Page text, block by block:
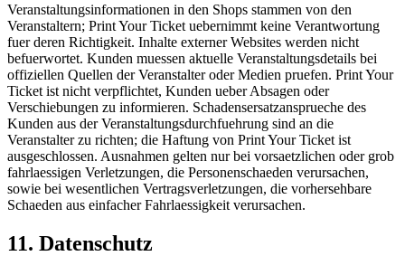
Veranstaltungsinformationen in den Shops stammen von den
Veranstaltern; Print Your Ticket uebernimmt keine Verantwortung
fuer deren Richtigkeit. Inhalte externer Websites werden nicht
befuerwortet. Kunden muessen aktuelle Veranstaltungsdetails bei
offiziellen Quellen der Veranstalter oder Medien pruefen. Print Your
Ticket ist nicht verpflichtet, Kunden ueber Absagen oder
Verschiebungen zu informieren. Schadensersatzansprueche des
Kunden aus der Veranstaltungsdurchfuehrung sind an die
Veranstalter zu richten; die Haftung von Print Your Ticket ist
ausgeschlossen. Ausnahmen gelten nur bei vorsaetzlichen oder grob
fahrlaessigen Verletzungen, die Personenschaeden verursachen,
sowie bei wesentlichen Vertragsverletzungen, die vorhersehbare
Schaeden aus einfacher Fahrlaessigkeit verursachen.
11. Datenschutz